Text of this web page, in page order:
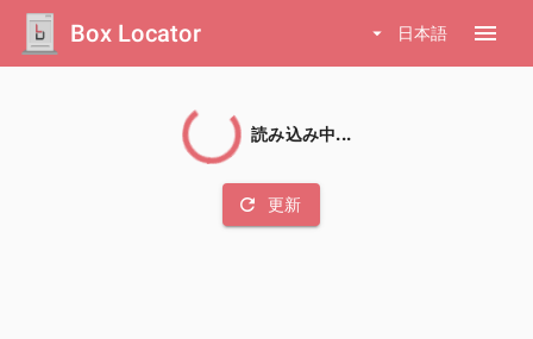
Box Locator arrow_drop_down 日本語 menu
読み込み中...
refresh 更新